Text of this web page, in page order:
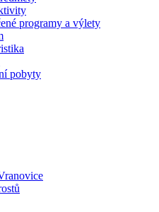
programy a výlety
pobyty